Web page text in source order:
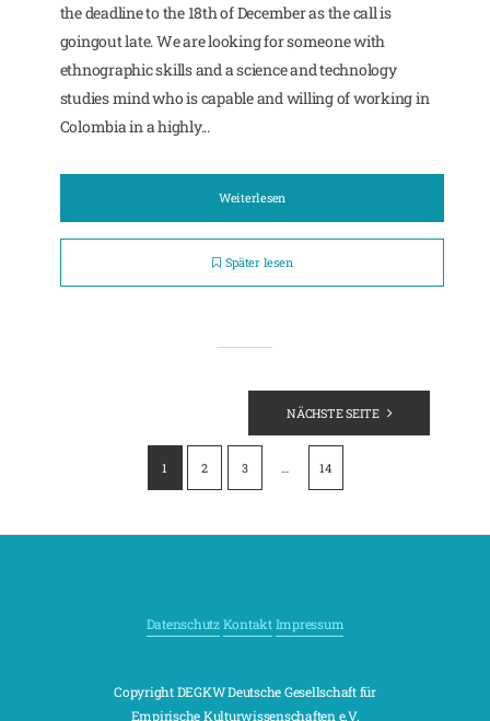
the deadline to the 18th of December as the call is
goingout late. We are looking for someone with
ethnographic skills and a science and technology
studies mind who is capable and willing of working in
Colombia in a highly...
Weiterlesen
Später lesen
Seitennummerierung
Beiträge1 2 3 … 14
NÄCHSTE SEITE
DatenschutzKontaktImpressum
Copyright DEGKW Deutsche Gesellschaft für
Empirische Kulturwissenschaften e.V.